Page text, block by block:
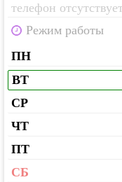
телефон
Режим работы
ПН
ВТ
СР
ЧТ
ПТ
СБ